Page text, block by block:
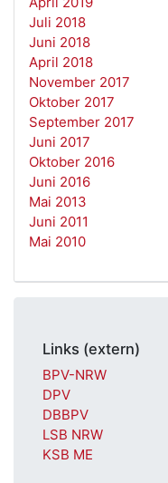
Juli 2018
Juni 2018
April 2018
November 2017
Oktober 2017
September 2017
Juni 2017
Oktober 2016
Juni 2016
Mai 2013
Juni 2011
Mai 2010
Links (extern)
BPV-NRW
DPV
DBBPV
LSB NRW
KSB ME